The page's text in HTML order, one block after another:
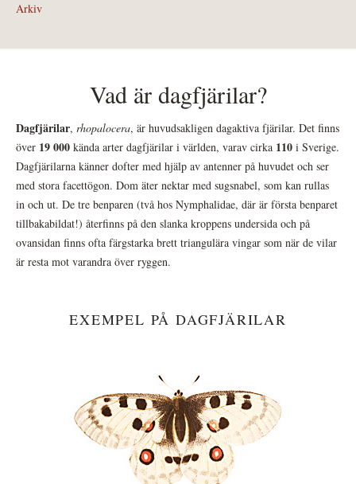
Arkiv
Vad är dagfjärilar?
Dagfjärilar, rhopalocera, är huvudsakligen dagaktiva fjärilar. Det finns
över 19 000 kända arter dagfjärilar i världen, varav cirka 110 i Sverige.
Dagfjärilarna känner dofter med hjälp av antenner på huvudet och ser
med stora facettögon. Dom äter nektar med sugsnabel, som kan rullas
in och ut. De tre benparen (två hos Nymphalidae, där är första benparet
tillbakabildat!) återfinns på den slanka kroppens undersida och på
ovansidan finns ofta färgstarka brett triangulära vingar som när de vilar
är resta mot varandra över ryggen.
EXEMPEL PÅ DAGFJÄRILAR